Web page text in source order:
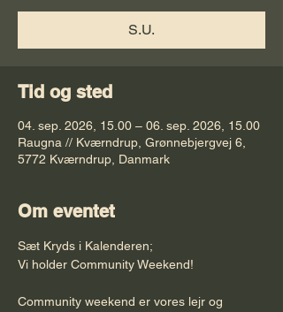
S.U.
Tid og sted
04. sep. 2026, 15.00 – 06. sep. 2026, 15.00
Raugna // Kværndrup, Grønnebjergvej 6,
5772 Kværndrup, Danmark
Om eventet
Sæt Kryds i Kalenderen;
Vi holder Community Weekend!
Community weekend er vores lejr og